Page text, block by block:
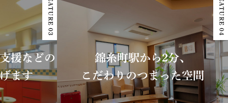
FEATURE 03
援などの
ます
FEATURE 04
錦糸町駅から2分、
こだわりのつまった空間